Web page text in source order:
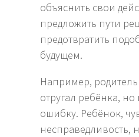
объяснить свои
предложить пути
предотвратить
будущем.
Например,
отругал ребёнка,
ошибку. Ребёнок,
несправедливость,